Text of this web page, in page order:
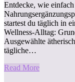
Entdecke, wie
startest du täglich in
Wellness-Alltag:
Ausgewählte
tägliche…
Read More